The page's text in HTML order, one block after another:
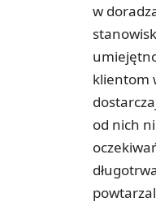
w
klientom
od nich